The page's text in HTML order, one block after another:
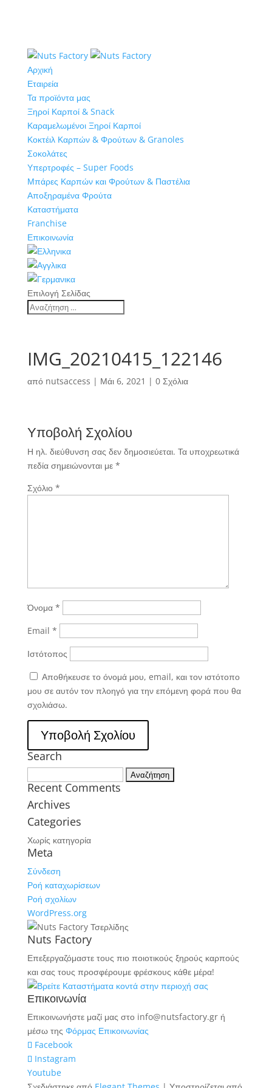
Αρχική
Εταιρεία
Τα προϊόντα μας
Ξηροί Καρποί & Snack
Καραμελωμένοι Ξηροί Καρποί
Κοκτέιλ Καρπών & Φρούτων & Granoles
Σοκολάτες
Υπερτροφές – Super Foods
Μπάρες Καρπών και Φρούτων & Παστέλια
Αποξηραμένα Φρούτα
Καταστήματα
Franchise
Επικοινωνία
Επιλογή Σελίδας
IMG_20210415_122146
από nutsaccess | Μάι 6, 2021 | 0 Σχόλια
Υποβολή Σχολίου
Η ηλ. διεύθυνση σας δεν δημοσιεύεται. Τα υποχρεωτικά
πεδία σημειώνονται με *
Σχόλιο *
Όνομα *
Email *
Ιστότοπος
Αποθήκευσε το όνομά μου, email, και τον ιστότοπο
μου σε αυτόν τον πλοηγό για την επόμενη φορά που θα
σχολιάσω.
Search
για:
Recent Comments
Archives
Categories
Χωρίς κατηγορία
Meta
Σύνδεση
Ροή καταχωρίσεων
Ροή σχολίων
WordPress.org
Nuts Factory
Επεξεργαζόμαστε τους πιο ποιοτικούς ξηρούς καρπούς
και σας τους προσφέρουμε φρέσκους κάθε μέρα!
Επικοινωνία
Επικοινωνήστε μαζί μας στο info@nutsfactory.gr ή
μέσω της Φόρμας Επικοινωνίας
Facebook
Instagram
Youtube